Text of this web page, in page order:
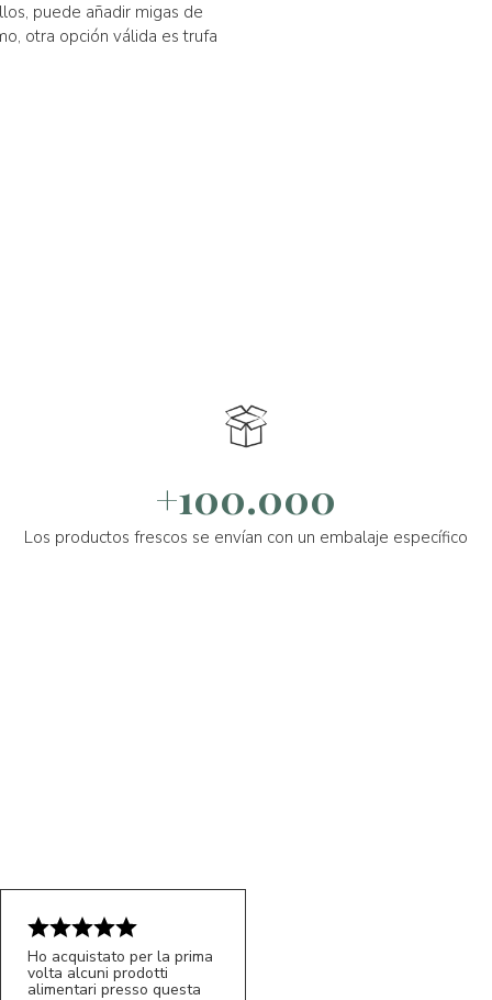
puede añadir migas de
otra opción válida es trufa
+100.000
Los productos frescos se envían con un embalaje específico
Ho acquistato per la prima
volta alcuni prodotti
alimentari presso questa